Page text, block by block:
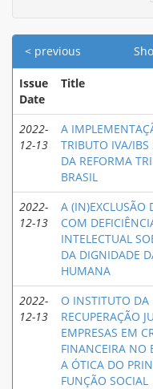
< previous
Issue
Date
Title
2022-
12-13
A
TRIBUTO IVA/
DA REFORMA
BRASIL
2022-
12-13
A (IN)EXCLUSÃO
COM
INTELECTUAL
DA DIGNIDADE
HUMANA
2022-
12-13
O INSTITUTO DA
RECUPERAÇÃO
EMPRESAS EM
FINANCEIRA NO
A ÓTICA DO
FUNÇÃO SOCIAL